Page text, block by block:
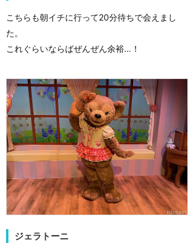
こちらも朝イチに行って20分待ちで会えまし
た。
これぐらいならばぜんぜん余裕…！
ジェラトーニ